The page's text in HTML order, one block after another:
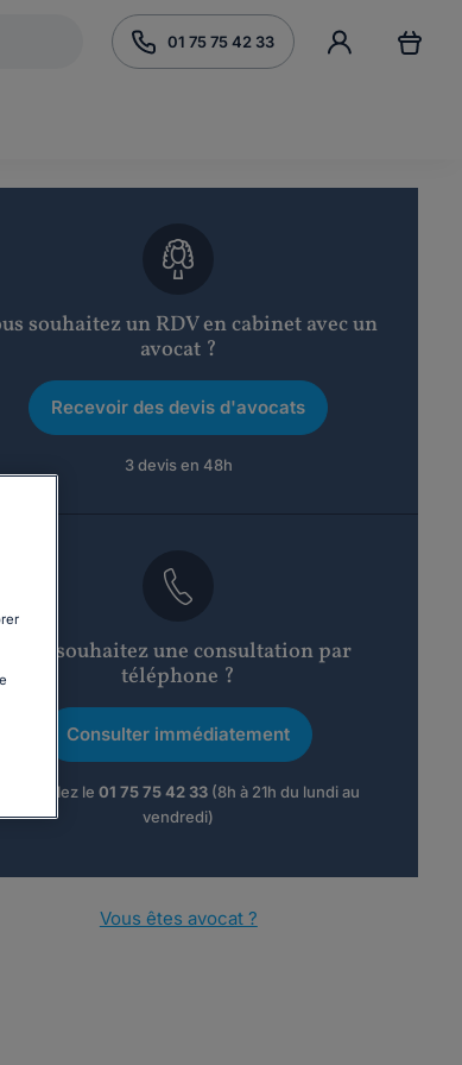
01 75 75 42 33
souhaitez un RDV en cabinet avec un
avocat ?
Recevoir des devis d'avocats
3 devis en 48h
Vous souhaitez une consultation par
téléphone ?
Consulter immédiatement
ou appelez le 01 75 75 42 33(8h à 21h du lundi au
vendredi)
Vous êtes avocat ?